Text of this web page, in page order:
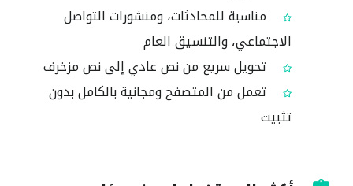
مناسبة للمحادثات، ومنشورات التواصل
الاجتماعي، والتنسيق العام
تحويل سريع من نص عادي إلى نص مزخرف
تعمل من المتصفح ومجانية بالكامل بدون
تثبيت